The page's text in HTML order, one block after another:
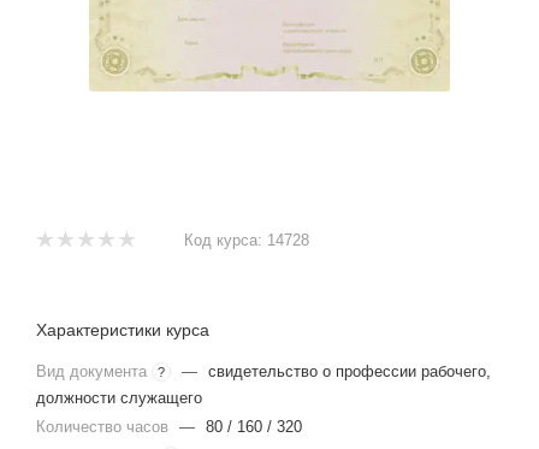
Код курса: 14728
Характеристики курса
Вид документа ? — свидетельство о профессии рабочего,
должности служащего
Количество часов
— 80 / 160 / 320